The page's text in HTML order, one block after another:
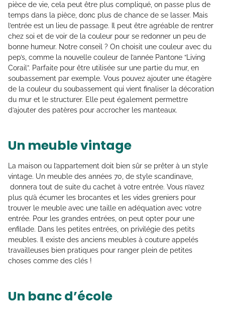
pièce de vie, cela peut être plus compliqué, on passe plus de
temps dans la pièce, donc plus de chance de se lasser. Mais
l’entrée est un lieu de passage. Il peut être agréable de rentrer
chez soi et de voir de la couleur pour se redonner un peu de
bonne humeur. Notre conseil ? On choisit une couleur avec du
pep’s, comme la nouvelle couleur de l’année Pantone “Living
Corail”. Parfaite pour être utilisée sur une partie du mur, en
soubassement par exemple. Vous pouvez ajouter une étagère
de la couleur du soubassement qui vient finaliser la décoration
du mur et le structurer. Elle peut également permettre
d’ajouter des patères pour accrocher les manteaux.
Un meuble vintage
La maison ou l’appartement doit bien sûr se prêter à un style
vintage. Un meuble des années 70, de style scandinave,
donnera tout de suite du cachet à votre entrée. Vous n’avez
plus qu’à écumer les brocantes et les vides greniers pour
trouver le meuble avec une taille en adéquation avec votre
entrée. Pour les grandes entrées, on peut opter pour une
enfilade. Dans les petites entrées, on privilégie des petits
meubles. Il existe des anciens meubles à couture appelés
travailleuses bien pratiques pour ranger plein de petites
choses comme des clés !
Un banc d’école